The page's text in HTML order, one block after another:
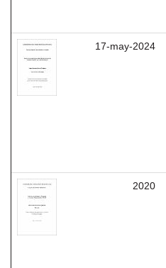
17-may-2024
2020